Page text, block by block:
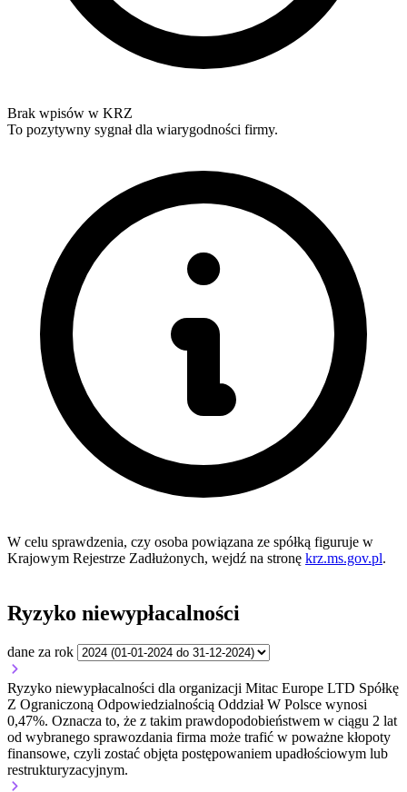
Brak wpisów w KRZ
To pozytywny sygnał dla wiarygodności firmy.
W celu sprawdzenia, czy osoba powiązana ze spółką figuruje w
Krajowym Rejestrze Zadłużonych, wejdź na stronę krz.ms.gov.pl.
Ryzyko niewypłacalności
dane za rok
Ryzyko niewypłacalności dla organizacji Mitac Europe LTD Spółkę
Z Ograniczoną Odpowiedzialnością Oddział W Polsce wynosi
0,47%. Oznacza to, że z takim prawdopodobieństwem w ciągu 2 lat
od wybranego sprawozdania firma może trafić w poważne kłopoty
finansowe, czyli zostać objęta postępowaniem upadłościowym lub
restrukturyzacyjnym.